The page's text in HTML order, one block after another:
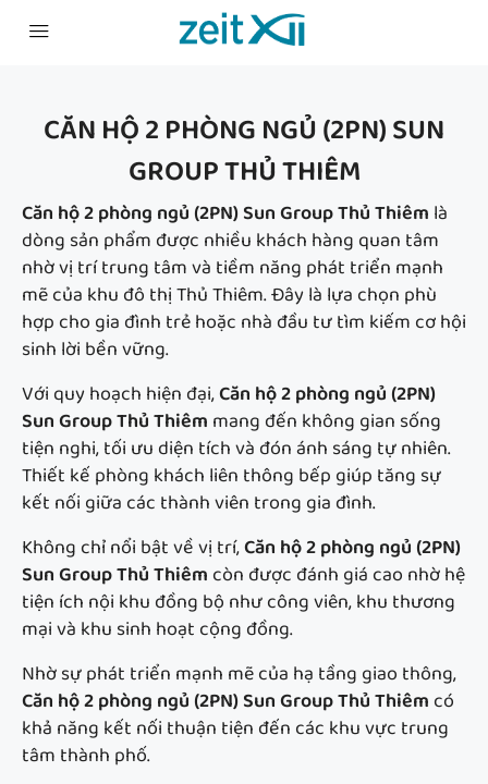
CĂN HỘ 2 PHÒNG NGỦ (2PN) SUN
GROUP THỦ THIÊM
Căn hộ 2 phòng ngủ (2PN) Sun Group Thủ Thiêm là
dòng sản phẩm được nhiều khách hàng quan tâm
nhờ vị trí trung tâm và tiềm năng phát triển mạnh
mẽ của khu đô thị Thủ Thiêm. Đây là lựa chọn phù
hợp cho gia đình trẻ hoặc nhà đầu tư tìm kiếm cơ hội
sinh lời bền vững.
Với quy hoạch hiện đại,Căn hộ 2 phòng ngủ (2PN)
Sun Group Thủ Thiêm mang đến không gian sống
tiện nghi, tối ưu diện tích và đón ánh sáng tự nhiên.
Thiết kế phòng khách liên thông bếp giúp tăng sự
kết nối giữa các thành viên trong gia đình.
Không chỉ nổi bật về vị trí,Căn hộ 2 phòng ngủ (2PN)
Sun Group Thủ Thiêm còn được đánh giá cao nhờ hệ
tiện ích nội khu đồng bộ như công viên, khu thương
mại và khu sinh hoạt cộng đồng.
Nhờ sự phát triển mạnh mẽ của hạ tầng giao thông,
Căn hộ 2 phòng ngủ (2PN) Sun Group Thủ Thiêm có
khả năng kết nối thuận tiện đến các khu vực trung
tâm thành phố.